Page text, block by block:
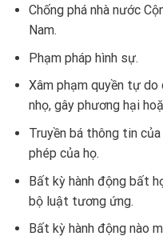
Chống phá nhà nước
Nam.
Phạm pháp hình sự.
Xâm phạm quyền tự do
nhọ, gây phương hại
Truyền bá thông tin
phép của họ.
Bất kỳ hành động bất
bộ luật tương ứng.
Bất kỳ hành động nào